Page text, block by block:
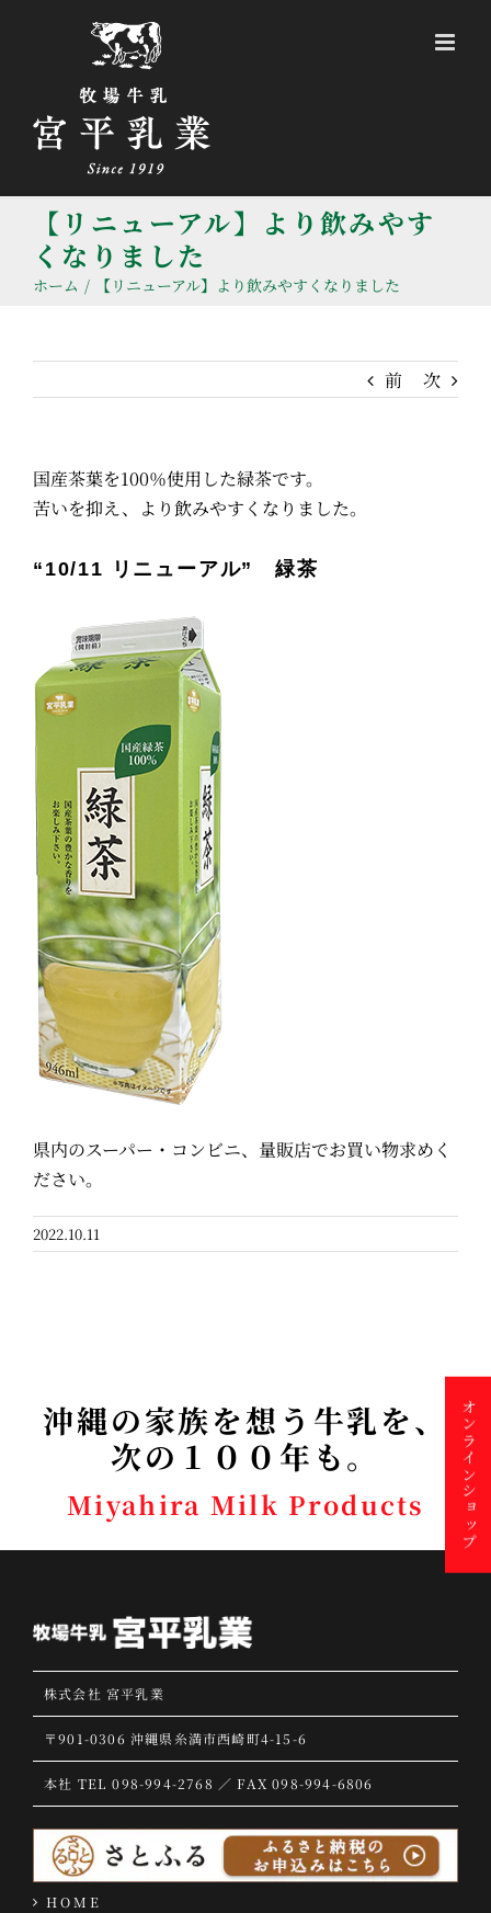
【リニューアル】より飲みやす
くなりました
ホーム / 【リニューアル】より飲みやすくなりました
前 次
国産茶葉を100％使用した緑茶です。
苦いを抑え、より飲みやすくなりました。
“10/11 リニューアル” 緑茶
県内のスーパー・コンビニ、量販店でお買い物求めく
ださい。
2022.10.11
沖縄の家族を想う牛乳を、
次の１００年も。
Miyahira Milk Products
株式会社 宮平乳業
〒901-0306 沖縄県糸満市西崎町4-15-6
本社 TEL 098-994-2768 ／ FAX 098-994-6806
HOME
オンラインショップ